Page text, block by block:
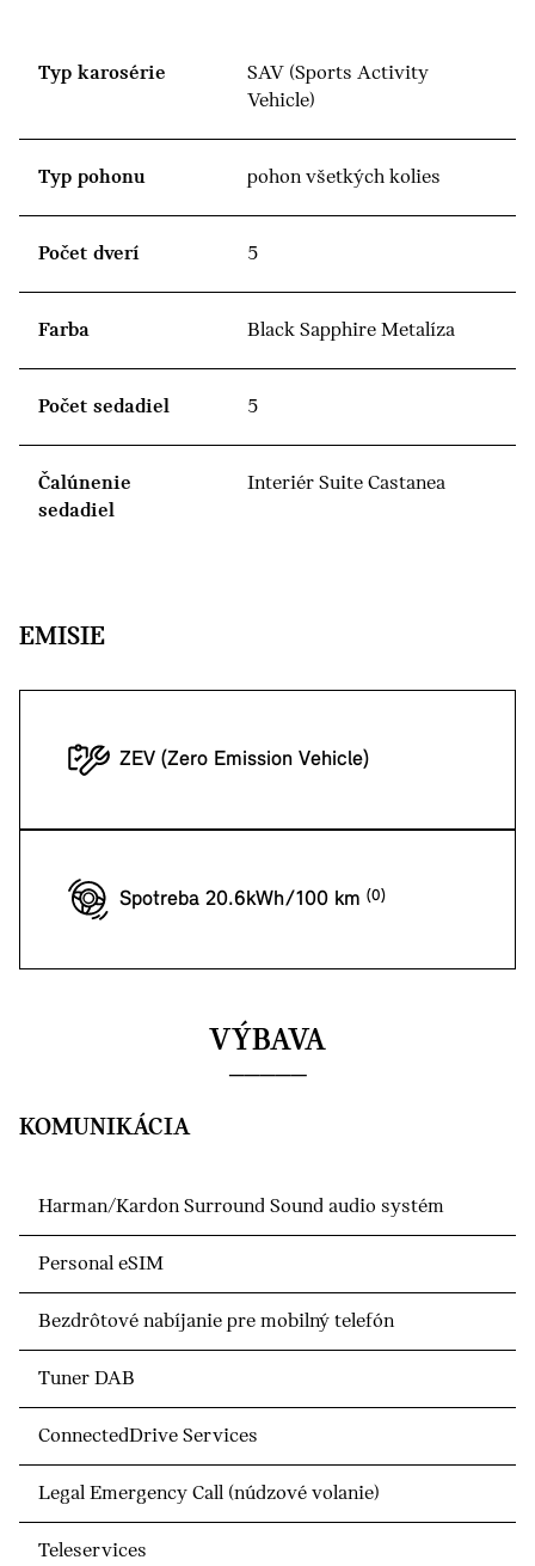
Typ karosérie
SAV (Sports Activity
Vehicle)
Typ pohonu pohon všetkých kolies
Počet dverí 5
Farba Black Sapphire Metalíza
Počet sedadiel 5
Čalúnenie
sedadiel
Interiér Suite Castanea
EMISIE
ZEV (Zero Emission Vehicle)
Spotreba 20.6kWh/100 km
VÝBAVA
KOMUNIKÁCIA
Harman/Kardon Surround Sound audio systém
Personal eSIM
Bezdrôtové nabíjanie pre mobilný telefón
Tuner DAB
ConnectedDrive Services
Legal Emergency Call (núdzové volanie)
Teleservices